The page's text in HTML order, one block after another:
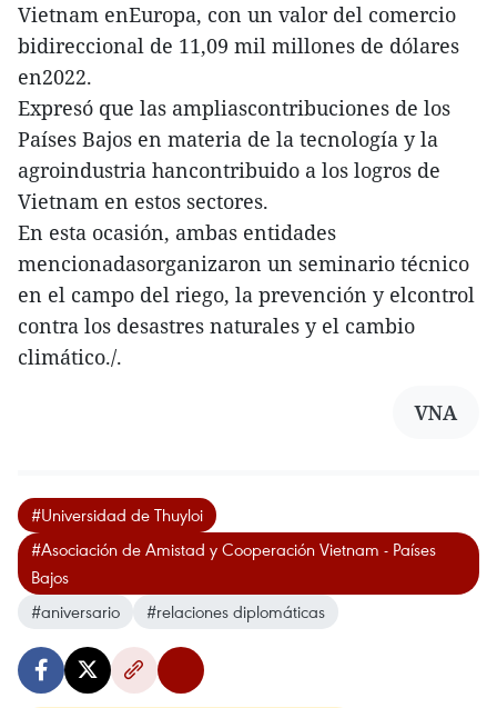
Vietnam enEuropa, con un valor del comercio
bidireccional de 11,09 mil millones de dólares
en2022.
Expresó que las ampliascontribuciones de los
Países Bajos en materia de la tecnología y la
agroindustria hancontribuido a los logros de
Vietnam en estos sectores.
En esta ocasión, ambas entidades
mencionadasorganizaron un seminario técnico
en el campo del riego, la prevención y elcontrol
contra los desastres naturales y el cambio
climático./.
VNA
#Universidad de Thuyloi
#Asociación de Amistad y Cooperación Vietnam - Países
Bajos
#aniversario
#relaciones diplomáticas